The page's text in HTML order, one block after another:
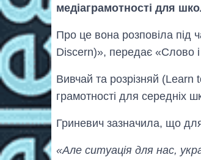
медіаграмотності для
Про це вона розповіла під
Discern)», передає «Слово і
Вивчай та розрізняй (Learn
грамотності для середніх
Гриневич зазначила, що
«Але ситуація для нас,